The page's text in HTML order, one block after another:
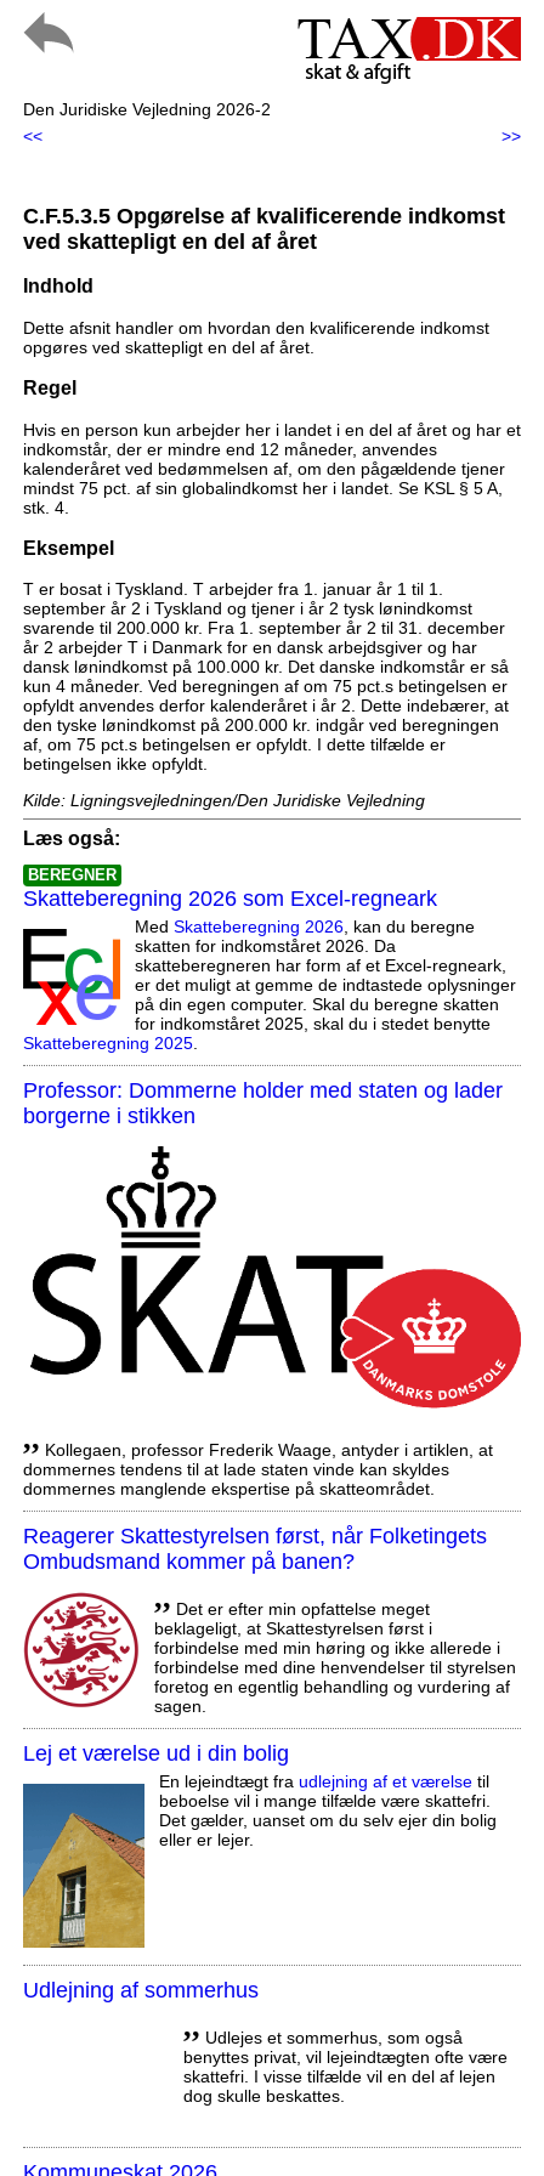
Den Juridiske Vejledning 2026-2
<<
>>
C.F.5.3.5 Opgørelse af kvalificerende indkomst
ved skattepligt en del af året
Indhold
Dette afsnit handler om hvordan den kvalificerende indkomst
opgøres ved skattepligt en del af året.
Regel
Hvis en person kun arbejder her i landet i en del af året og har et
indkomstår, der er mindre end 12 måneder, anvendes
kalenderåret ved bedømmelsen af, om den pågældende tjener
mindst 75 pct. af sin globalindkomst her i landet. Se KSL § 5 A,
stk. 4.
Eksempel
T er bosat i Tyskland. T arbejder fra 1. januar år 1 til 1.
september år 2 i Tyskland og tjener i år 2 tysk lønindkomst
svarende til 200.000 kr. Fra 1. september år 2 til 31. december
år 2 arbejder T i Danmark for en dansk arbejdsgiver og har
dansk lønindkomst på 100.000 kr. Det danske indkomstår er så
kun 4 måneder. Ved beregningen af om 75 pct.s betingelsen er
opfyldt anvendes derfor kalenderåret i år 2. Dette indebærer, at
den tyske lønindkomst på 200.000 kr. indgår ved beregningen
af, om 75 pct.s betingelsen er opfyldt. I dette tilfælde er
betingelsen ikke opfyldt.
Kilde: Ligningsvejledningen/Den Juridiske Vejledning
Læs også:
BEREGNER
Skatteberegning 2026 som Excel-regneark
Med Skatteberegning 2026, kan du beregne
skatten for indkomståret 2026. Da
skatteberegneren har form af et Excel-regneark,
er det muligt at gemme de indtastede oplysninger
på din egen computer. Skal du beregne skatten
for indkomståret 2025, skal du i stedet benytte
Skatteberegning 2025.
Professor: Dommerne holder med staten og lader
borgerne i stikken
,, Kollegaen, professor Frederik Waage, antyder i artiklen, at
dommernes tendens til at lade staten vinde kan skyldes
dommernes manglende ekspertise på skatteområdet.
Reagerer Skattestyrelsen først, når Folketingets
Ombudsmand kommer på banen?
,, Det er efter min opfattelse meget
beklageligt, at Skattestyrelsen først i
forbindelse med min høring og ikke allerede i
forbindelse med dine henvendelser til styrelsen
foretog en egentlig behandling og vurdering af
sagen.
Lej et værelse ud i din bolig
En lejeindtægt fra udlejning af et værelsetil
beboelse vil i mange tilfælde være skattefri.
Det gælder, uanset om du selv ejer din bolig
eller er lejer.
Udlejning af sommerhus
,, Udlejes et sommerhus, som også
benyttes privat, vil lejeindtægten ofte være
skattefri. I visse tilfælde vil en del af lejen
dog skulle beskattes.